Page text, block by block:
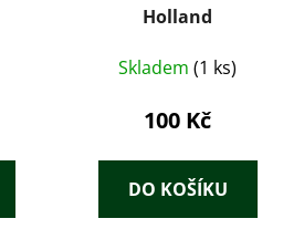
Holland
Skladem (1 ks)
100 Kč
DO KOŠÍKU